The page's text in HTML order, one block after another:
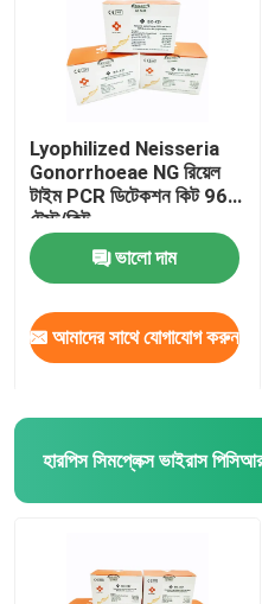
Lyophilized Neisseria
Gonorrhoeae NG রিয়েল
টাইম PCR ডিটেকশন কিট 96
টেস্ট/কিট
ভালো দাম
আমাদের সাথে যোগাযোগ করুন
হারপিস সিমপ্লেক্স ভাইরাস